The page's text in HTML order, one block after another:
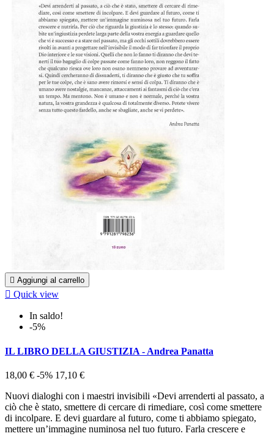
 Aggiungi al carrello
 Quick view
In saldo!
-5%
IL LIBRO DELLA GIUSTIZIA - Andrea Panatta
18,00 € -5% 17,10 €
Nuovi dialoghi con i maestri invisibili «Devi arrenderti al passato, a
ciò che è stato, smettere di cercare di rimediare, così come smettere
di incolpare. E devi guardare al futuro, come ti abbiamo spiegato,
mettere un’immagine numinosa nel tuo futuro. Farla crescere e